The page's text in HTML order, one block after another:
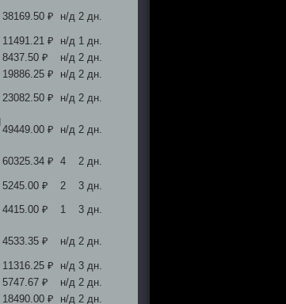
38169.50 ₽ н/д 2 дн.
11491.21 ₽ н/д 1 дн.
8437.50 ₽ н/д 2 дн.
19886.25 ₽ н/д 2 дн.
23082.50 ₽ н/д 2 дн.
49449.00 ₽ н/д 2 дн.
60325.34 ₽ 4 2 дн.
5245.00 ₽ 2
3 дн.
4415.00 ₽ 1 3 дн.
4533.35 ₽ н/д 2 дн.
11316.25 ₽ н/д 3 дн.
5747.67 ₽ н/д 2 дн.
18490.00 ₽ н/д 2 дн.